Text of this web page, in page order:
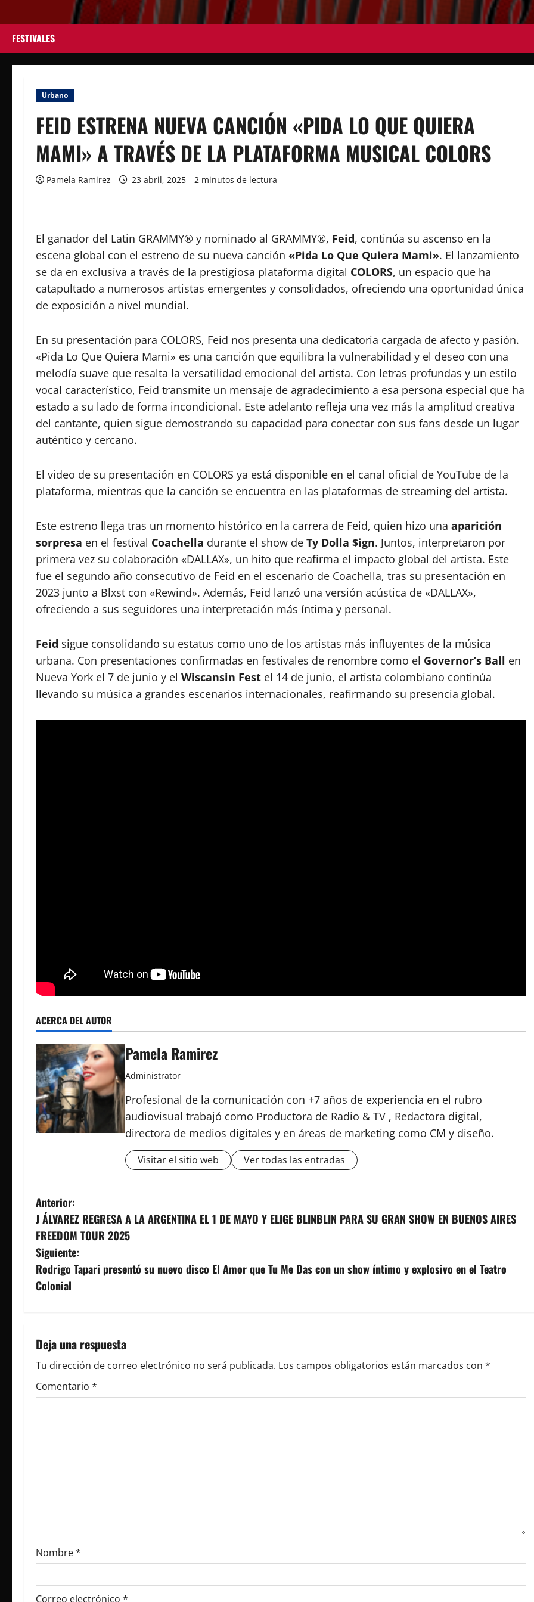
al
contenido
FESTIVALES
Urbano
FEID ESTRENA NUEVA CANCIÓN «PIDA LO QUE QUIERA
MAMI» A TRAVÉS DE LA PLATAFORMA MUSICAL COLORS
Pamela Ramirez 23 abril, 2025 2 minutos de lectura
El ganador del Latin GRAMMY® y nominado al GRAMMY®, Feid, continúa su ascenso en la
escena global con el estreno de su nueva canción «Pida Lo Que Quiera Mami». El lanzamiento
se da en exclusiva a través de la prestigiosa plataforma digital COLORS, un espacio que ha
catapultado a numerosos artistas emergentes y consolidados, ofreciendo una oportunidad única
de exposición a nivel mundial.
En su presentación para COLORS, Feid nos presenta una dedicatoria cargada de afecto y pasión.
«Pida Lo Que Quiera Mami» es una canción que equilibra la vulnerabilidad y el deseo con una
melodía suave que resalta la versatilidad emocional del artista. Con letras profundas y un estilo
vocal característico, Feid transmite un mensaje de agradecimiento a esa persona especial que ha
estado a su lado de forma incondicional. Este adelanto refleja una vez más la amplitud creativa
del cantante, quien sigue demostrando su capacidad para conectar con sus fans desde un lugar
auténtico y cercano.
El video de su presentación en COLORS ya está disponible en el canal oficial de YouTube de la
plataforma, mientras que la canción se encuentra en las plataformas de streaming del artista.
Este estreno llega tras un momento histórico en la carrera de Feid, quien hizo una aparición
sorpresa en el festival Coachella durante el show de Ty Dolla $ign. Juntos, interpretaron por
primera vez su colaboración «DALLAX», un hito que reafirma el impacto global del artista. Este
fue el segundo año consecutivo de Feid en el escenario de Coachella, tras su presentación en
2023 junto a Blxst con «Rewind». Además, Feid lanzó una versión acústica de «DALLAX»,
ofreciendo a sus seguidores una interpretación más íntima y personal.
Feid sigue consolidando su estatus como uno de los artistas más influyentes de la música
urbana. Con presentaciones confirmadas en festivales de renombre como el Governor’s Ball en
Nueva York el 7 de junio y el Wiscansin Fest el 14 de junio, el artista colombiano continúa
llevando su música a grandes escenarios internacionales, reafirmando su presencia global.
ACERCA DEL AUTOR
Pamela Ramirez
Administrator
Profesional de la comunicación con +7 años de experiencia en el rubro
audiovisual trabajó como Productora de Radio & TV , Redactora digital,
directora de medios digitales y en áreas de marketing como CM y diseño.
Visitar el sitio web Ver todas las entradas
N
a
v
e
c
i
ó
n
t
r
Anterior:
J ÁLVAREZ REGRESA A LA ARGENTINA EL 1 DE MAYO Y ELIGE BLINBLIN PARA SU GRAN SHOW EN BUENOS AIRES
FREEDOM TOUR 2025
Siguiente:
Rodrigo Tapari presentó su nuevo disco El Amor que Tu Me Das con un show íntimo y explosivo en el Teatro
Colonial
Deja una respuesta
Tu dirección de correo electrónico no será publicada. Los campos obligatorios están marcados con *
Comentario *
Nombre*
Correo electrónico *